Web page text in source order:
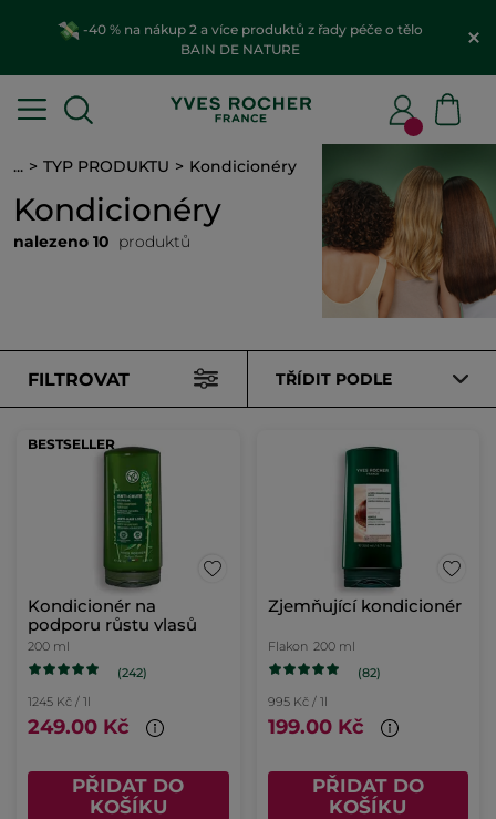
-40 % na nákup 2 a více produktů z řady péče o tělo
BAIN DE NATURE
... TYP PRODUKTU Kondicionéry
Kondicionéry
nalezeno 10 produktů
FILTROVAT TŘÍDIT PODLE
BESTSELLER
Kondicionér na
podporu růstu vlasů
200 ml
(242)
1245 Kč / 1l
249.00 Kč
PŘIDAT DO
KOŠÍKU
Zjemňující kondicionér
Flakon 200 ml
(82)
995 Kč / 1l
199.00 Kč
PŘIDAT DO
KOŠÍKU